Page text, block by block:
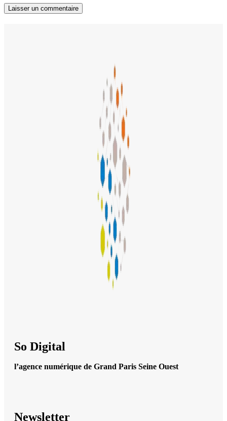
So Digital
l’agence numérique de Grand Paris Seine Ouest
Newsletter